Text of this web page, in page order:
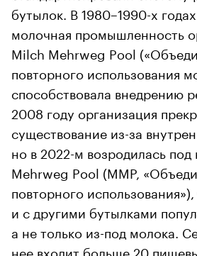
бутылок. В 1980–1990-х
молочная промышленность
Milch Mehrweg Pool
повторного использования
способствовала внедрению
2008 году организация
существование из-за
но в 2022-м возродилась
Mehrweg Pool (MMP,
повторного
и с другими бутылками
а не только из-под молока.
нее входит больше 20